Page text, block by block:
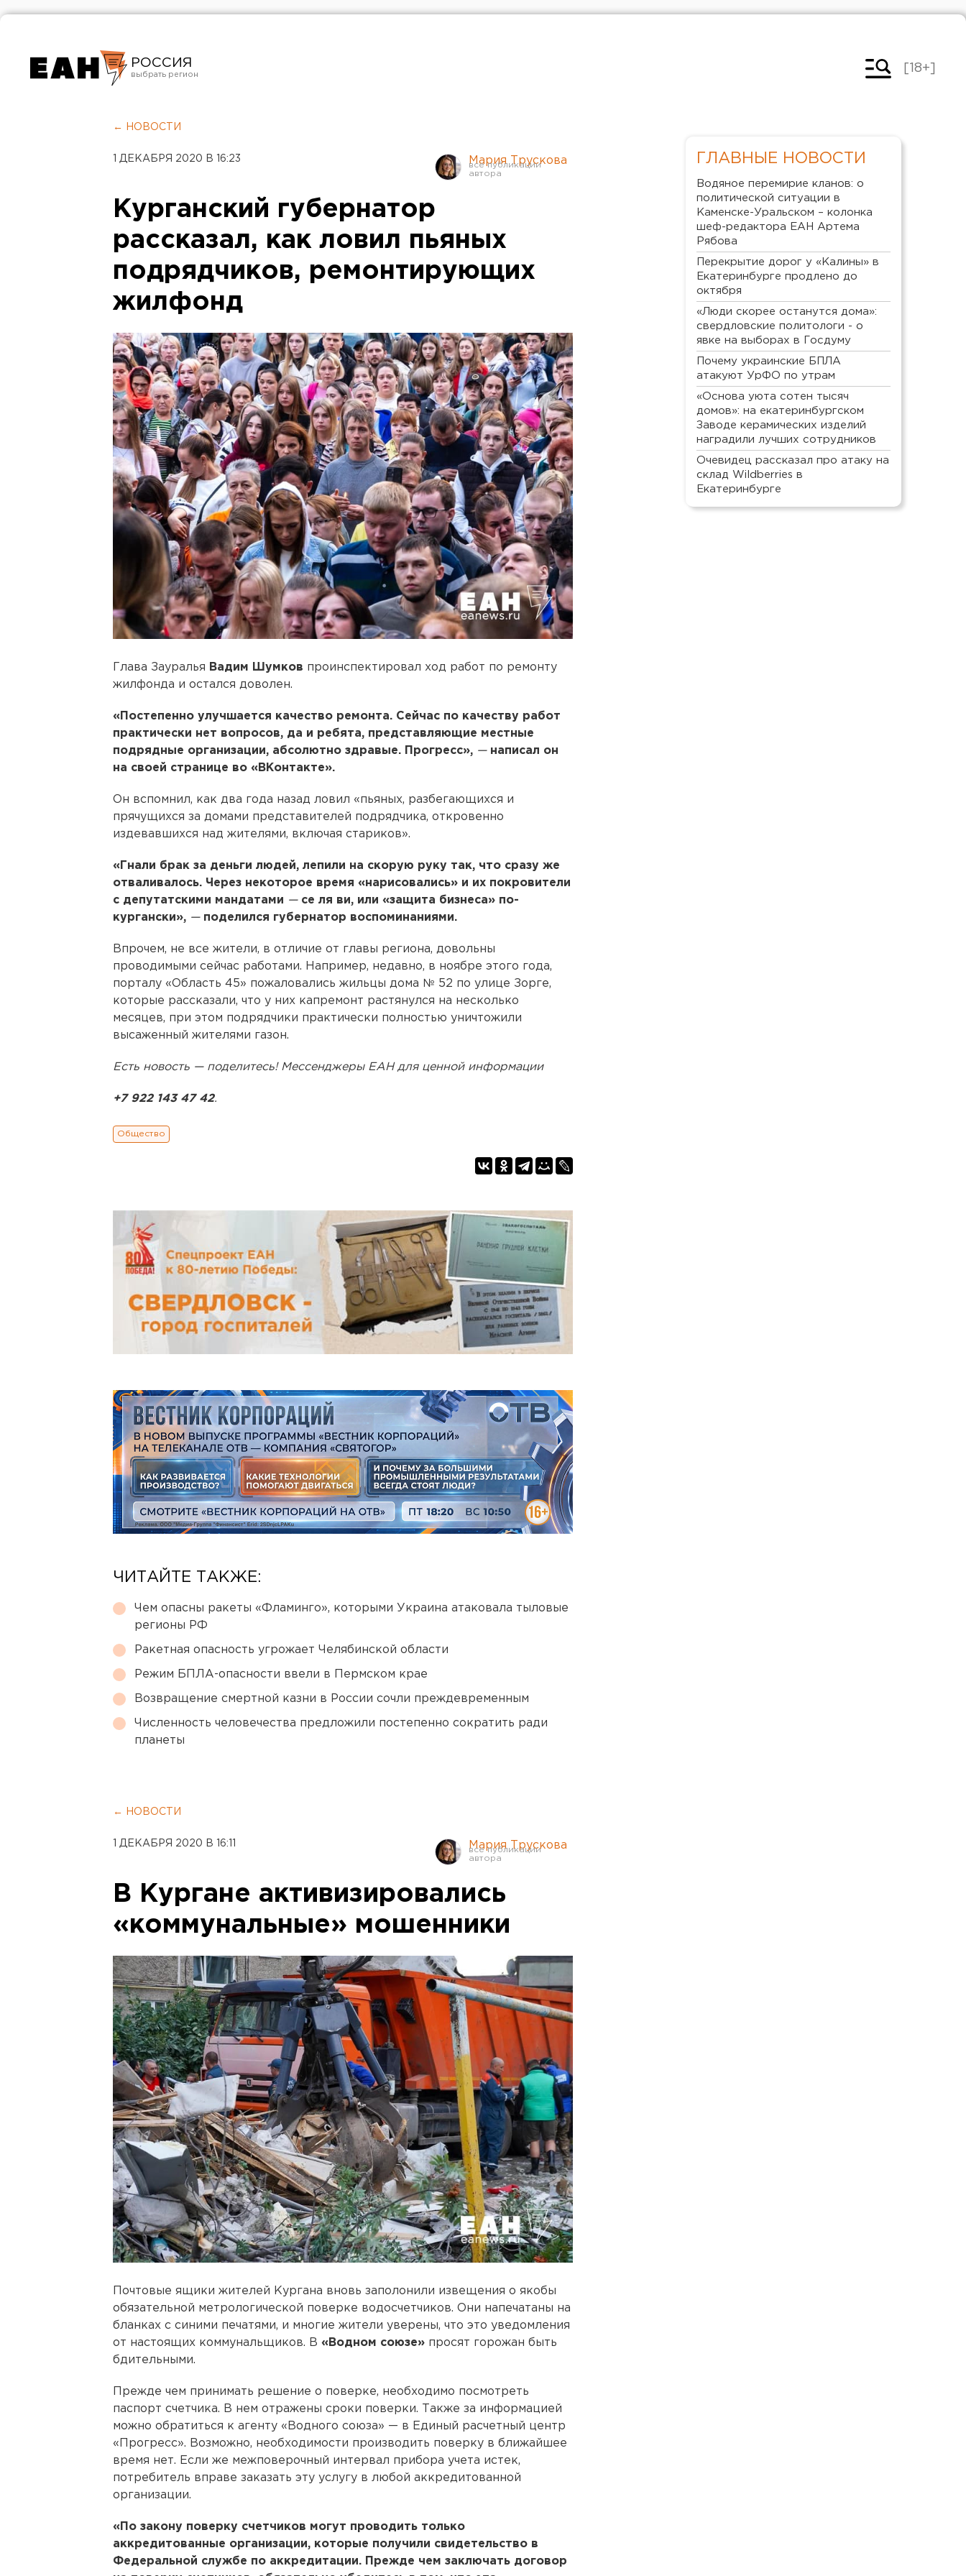
РОССИЯ
Челябинск
[18+]
← НОВОСТИ
1 ДЕКАБРЯ 2020 В 16:23 Мария Трускова
Курганский губернатор
рассказал, как ловил пьяных
подрядчиков, ремонтирующих
жилфонд
Глава Зауралья Вадим Шумков проинспектировал ход работ по ремонту
жилфонда и остался доволен.
«Постепенно улучшается качество ремонта. Сейчас по качеству работ
практически нет вопросов, да и ребята, представляющие местные
подрядные организации, абсолютно здравые. Прогресс», —написал он
на своей странице во «ВКонтакте».
Он вспомнил, как два года назад ловил «пьяных, разбегающихся и
прячущихся за домами представителей подрядчика, откровенно
издевавшихся над жителями, включая стариков».
«Гнали брак за деньги людей, лепили на скорую руку так, что сразу же
отваливалось. Через некоторое время «нарисовались» и их покровители
с депутатскими мандатами —се ля ви, или «защита бизнеса» по-
кургански», —поделился губернатор воспоминаниями.
Впрочем, не все жители, в отличие от главы региона, довольны
проводимыми сейчас работами. Например, недавно, в ноябре этого года,
порталу «Область 45» пожаловались жильцы дома № 52 по улице Зорге,
которые рассказали, что у них капремонт растянулся на несколько
месяцев, при этом подрядчики практически полностью уничтожили
высаженный жителями газон.
Есть новость — поделитесь! Мессенджеры ЕАН для ценной информации
+7 922 143 47 42.
Общество
ЧИТАЙТЕ ТАКЖЕ:
Чем опасны ракеты «Фламинго», которыми Украина атаковала тыловые
регионы РФ
Ракетная опасность угрожает Челябинской области
Режим БПЛА-опасности ввели в Пермском крае
Возвращение смертной казни в России сочли преждевременным
Численность человечества предложили постепенно сократить ради
планеты
← НОВОСТИ
1 ДЕКАБРЯ 2020 В 16:11 Мария Трускова
В Кургане активизировались
«коммунальные» мошенники
Почтовые ящики жителей Кургана вновь заполонили извещения о якобы
обязательной метрологической поверке водосчетчиков. Они напечатаны на
бланках с синими печатями, и многие жители уверены, что это уведомления
от настоящих коммунальщиков. В «Водном союзе» просят горожан быть
бдительными.
Прежде чем принимать решение о поверке, необходимо посмотреть
паспорт счетчика. В нем отражены сроки поверки. Также за информацией
можно обратиться к агенту «Водного союза» — в Единый расчетный центр
«Прогресс». Возможно, необходимости производить поверку в ближайшее
время нет. Если же межповерочный интервал прибора учета истек,
потребитель вправе заказать эту услугу в любой аккредитованной
организации.
«По закону поверку счетчиков могут проводить только
аккредитованные организации, которые получили свидетельство в
Федеральной службе по аккредитации. Прежде чем заключать договор
ГЛАВНЫЕ НОВОСТИ
Водяное перемирие кланов: о
политической ситуации в
Каменске-Уральском – колонка
шеф-редактора ЕАН Артема
Рябова
Перекрытие дорог у «Калины» в
Екатеринбурге продлено до
октября
«Люди скорее останутся дома»:
свердловские политологи - о
явке на выборах в Госдуму
Почему украинские БПЛА
атакуют УрФО по утрам
«Основа уюта сотен тысяч
домов»: на екатеринбургском
Заводе керамических изделий
наградили лучших сотрудников
Очевидец рассказал про атаку на
склад Wildberries в
Екатеринбурге